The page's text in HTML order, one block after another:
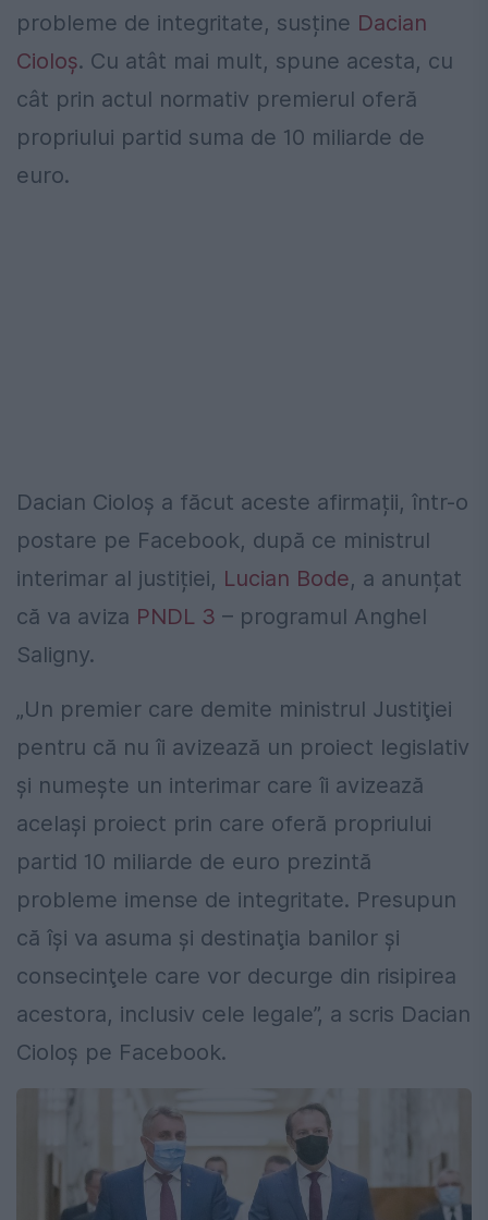
probleme de integritate, susține Dacian
Cioloș. Cu atât mai mult, spune acesta, cu
cât prin actul normativ premierul oferă
propriului partid suma de 10 miliarde de
euro.
Dacian Cioloș a făcut aceste afirmații, într-o
postare pe Facebook, după ce ministrul
interimar al justiției, Lucian Bode, a anunțat
că va aviza PNDL 3 – programul Anghel
Saligny.
„Un premier care demite ministrul Justiţiei
pentru că nu îi avizează un proiect legislativ
şi numeşte un interimar care îi avizează
acelaşi proiect prin care oferă propriului
partid 10 miliarde de euro prezintă
probleme imense de integritate. Presupun
că îşi va asuma şi destinaţia banilor şi
consecinţele care vor decurge din risipirea
acestora, inclusiv cele legale”, a scris Dacian
Cioloș pe Facebook.